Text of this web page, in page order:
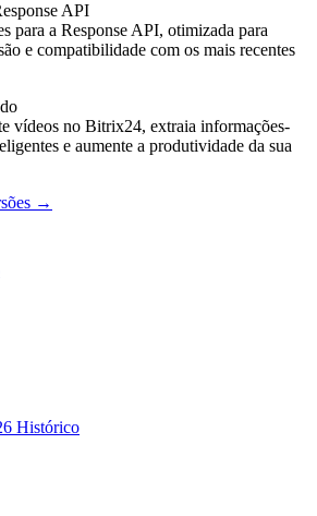
API
para a Response API, otimizada para
e compatibilidade com os mais recentes
vídeos no Bitrix24, extraia informações-
e aumente a produtividade da sua
→
Histórico